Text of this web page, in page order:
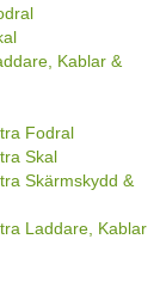
Kablar &
Fodral
Skal
Skärmskydd &
Laddare, Kablar